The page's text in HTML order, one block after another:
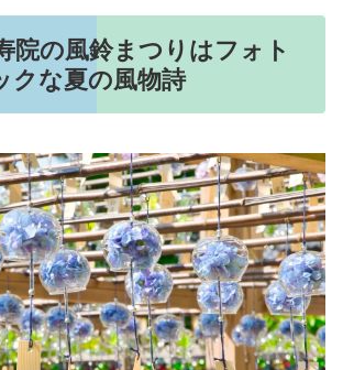
院の風鈴まつりはフォト
クな夏の風物詩